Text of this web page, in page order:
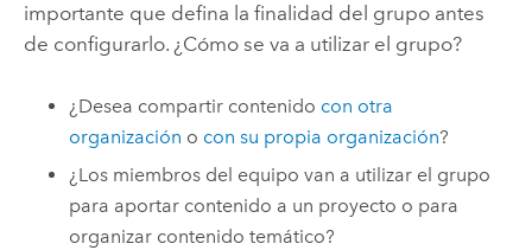
importante que defina la finalidad del grupo antes
de configurarlo. ¿Cómo se va a utilizar el grupo?
¿Desea compartir contenido con otra
organización o con su propia organización?
¿Los miembros del equipo van a utilizar el grupo
para aportar contenido a un proyecto o para
organizar contenido temático?